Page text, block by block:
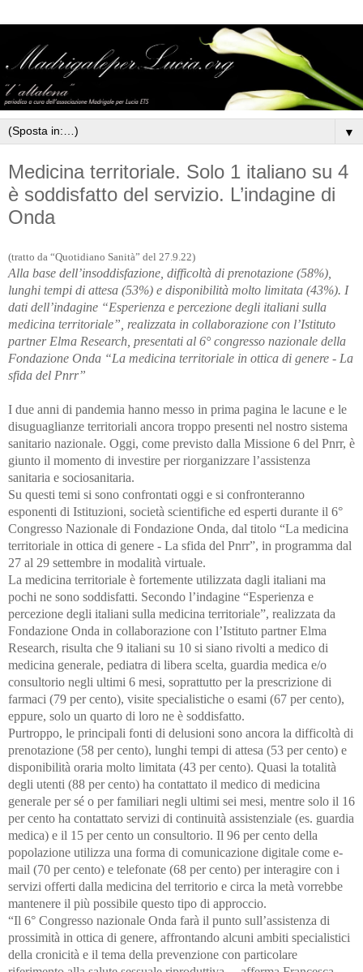
▼
Medicina territoriale. Solo 1 italiano su 4
è soddisfatto del servizio. L’indagine di
Onda
(tratto da “Quotidiano Sanità” del 27.9.22)
Alla base dell’insoddisfazione, difficoltà di prenotazione (58%),
lunghi tempi di attesa (53%) e disponibilità molto limitata (43%). I
dati dell’indagine “Esperienza e percezione degli italiani sulla
medicina territoriale”, realizzata in collaborazione con l’Istituto
partner Elma Research, presentati al 6° congresso nazionale della
Fondazione Onda “La medicina territoriale in ottica di genere - La
sfida del Pnrr”
I due anni di pandemia hanno messo in prima pagina le lacune e le
disuguaglianze territoriali ancora troppo presenti nel nostro sistema
sanitario nazionale. Oggi, come previsto dalla Missione 6 del Pnrr, è
giunto il momento di investire per riorganizzare l’assistenza
sanitaria e sociosanitaria.
Su questi temi si sono confrontati oggi e si confronteranno
esponenti di Istituzioni, società scientifiche ed esperti durante il 6°
Congresso Nazionale di Fondazione Onda, dal titolo “La medicina
territoriale in ottica di genere - La sfida del Pnrr”, in programma dal
27 al 29 settembre in modalità virtuale.
La medicina territoriale è fortemente utilizzata dagli italiani ma
pochi ne sono soddisfatti. Secondo l’indagine “Esperienza e
percezione degli italiani sulla medicina territoriale”, realizzata da
Fondazione Onda in collaborazione con l’Istituto partner Elma
Research, risulta che 9 italiani su 10 si siano rivolti a medico di
medicina generale, pediatra di libera scelta, guardia medica e/o
consultorio negli ultimi 6 mesi, soprattutto per la prescrizione di
farmaci (79 per cento), visite specialistiche o esami (67 per cento),
eppure, solo un quarto di loro ne è soddisfatto.
Purtroppo, le principali fonti di delusioni sono ancora la difficoltà di
prenotazione (58 per cento), lunghi tempi di attesa (53 per cento) e
disponibilità oraria molto limitata (43 per cento). Quasi la totalità
degli utenti (88 per cento) ha contattato il medico di medicina
generale per sé o per familiari negli ultimi sei mesi, mentre solo il 16
per cento ha contattato servizi di continuità assistenziale (es. guardia
medica) e il 15 per cento un consultorio. Il 96 per cento della
popolazione utilizza una forma di comunicazione digitale come e-
mail (70 per cento) e telefonate (68 per cento) per interagire con i
servizi offerti dalla medicina del territorio e circa la metà vorrebbe
mantenere il più possibile questo tipo di approccio.
“Il 6° Congresso nazionale Onda farà il punto sull’assistenza di
prossimità in ottica di genere, affrontando alcuni ambiti specialistici
della cronicità e il tema della prevenzione con particolare